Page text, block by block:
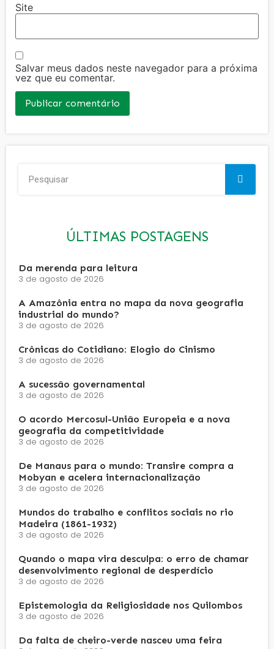
Site
Salvar meus dados neste navegador para a próxima
vez que eu comentar.
ÚLTIMAS POSTAGENS
Da merenda para leitura
3 de agosto de 2026
A Amazônia entra no mapa da nova geografia
industrial do mundo?
3 de agosto de 2026
Crônicas do Cotidiano: Elogio do Cinismo
3 de agosto de 2026
A sucessão governamental
3 de agosto de 2026
O acordo Mercosul-União Europeia e a nova
geografia da competitividade
3 de agosto de 2026
De Manaus para o mundo: Transire compra a
Mobyan e acelera internacionalização
3 de agosto de 2026
Mundos do trabalho e conflitos sociais no rio
Madeira (1861-1932)
3 de agosto de 2026
Quando o mapa vira desculpa: o erro de chamar
desenvolvimento regional de desperdício
3 de agosto de 2026
Epistemologia da Religiosidade nos Quilombos
3 de agosto de 2026
Da falta de cheiro-verde nasceu uma feira